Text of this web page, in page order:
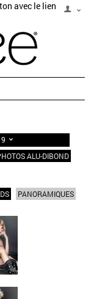
avec le lien
ALU-DIBOND
PANORAMIQUES